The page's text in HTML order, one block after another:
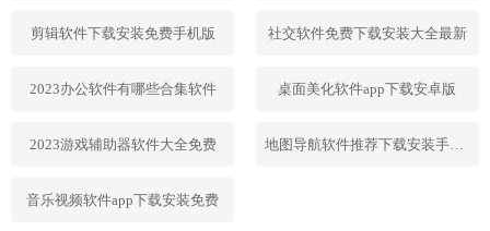
剪辑软件下载安装免费手机版 社交软件免费下载安装大全最新
2023办公软件有哪些合集软件 桌面美化软件app下载安卓版
2023游戏辅助器软件大全免费 地图导航软件推荐下载安装手机版
音乐视频软件app下载安装免费